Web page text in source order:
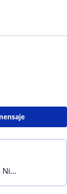
Monterrey, General Escobedo, San Nicolás de los Garza, San Pedro Garza García, Apodaca